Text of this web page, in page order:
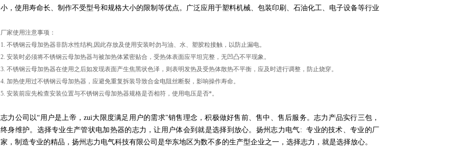
小，使用寿命长、制作不受型号和规格大小的限制等优点。广泛应用于塑料机械、包装印刷、石油化工、电子设备等行业
厂家使用注意事项：
1. 不锈钢云母加热器非防水性结构,因此存放及使用安装时勿与油、水、塑胶粒接触，以防止漏电。
2. 安装时必须将不锈钢云母加热器与被加热体紧密贴合，受热体表面应平坦完整，无凹凸不平现象。
3. 不锈钢云母加热器在使用之后如发现表面产生焦黑状色泽，则表明发热及受热体散热不平衡，应及时进行调整，防止烧穿。
4. 加热使用过不锈钢云母加热器，应避免重复拆装导致合金电阻丝断裂，影响操作寿命。
5. 安装前应先检查安装位置与不锈钢云母加热器规格是否相符，使用电压是否*。
志力公司以“用户是上帝，zui大限度满足用户的需求"销售理念，积极做好售前、售中、售后服务。志力产品实行三包，
终身维护。选择专业生产管状电加热器的志力，让用户体会到就是选择到放心。扬州志力电气: 专业的技术、专业的厂
家，制造专业的精品，扬州志力电气科技有限公司是华东地区为数不多的生产型企业之一，选择志力，就是选择放心。